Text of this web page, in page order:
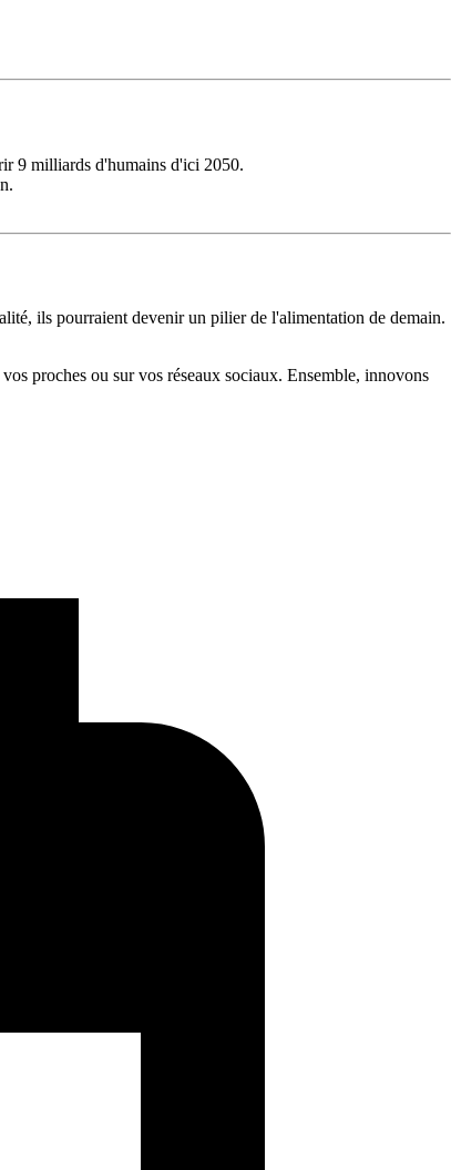
9 milliards d'humains d'ici 2050.
ils pourraient devenir un pilier de l'alimentation de demain.
proches ou sur vos réseaux sociaux. Ensemble, innovons